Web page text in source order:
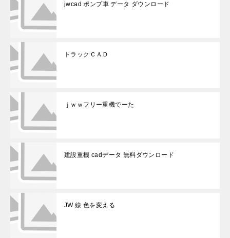
jwcad ポンプ車 データ ダウンロード
トラックＣＡＤ
ｊｗｗフリー重機でーた
建設重機 cadデータ 無料ダウンロード
JW 線 色を変える